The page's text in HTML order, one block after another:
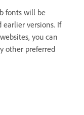
fonts will be
earlier versions. If
you can
other preferred